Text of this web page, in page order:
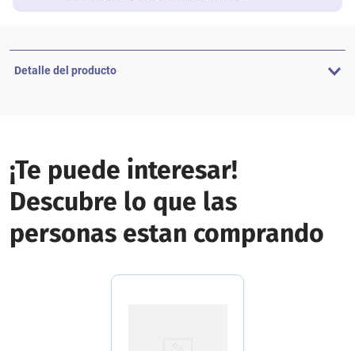
Detalle del producto
¡Te puede interesar!
Descubre lo que las
personas estan comprando